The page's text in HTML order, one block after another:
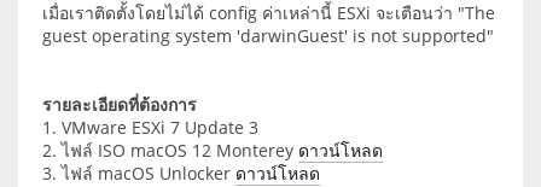
เมื่อเราติดตั้งโดยไม่ได้ config ค่าเหล่านี้ ESXi จะเตือนว่า "The
guest operating system 'darwinGuest' is not supported"
รายละเอียดที่ต้องการ
1. VMware ESXi 7 Update 3
2. ไฟล์ ISO macOS 12 Monterey ดาวน์โหลด
3. ไฟล์ macOS Unlocker ดาวน์โหลด